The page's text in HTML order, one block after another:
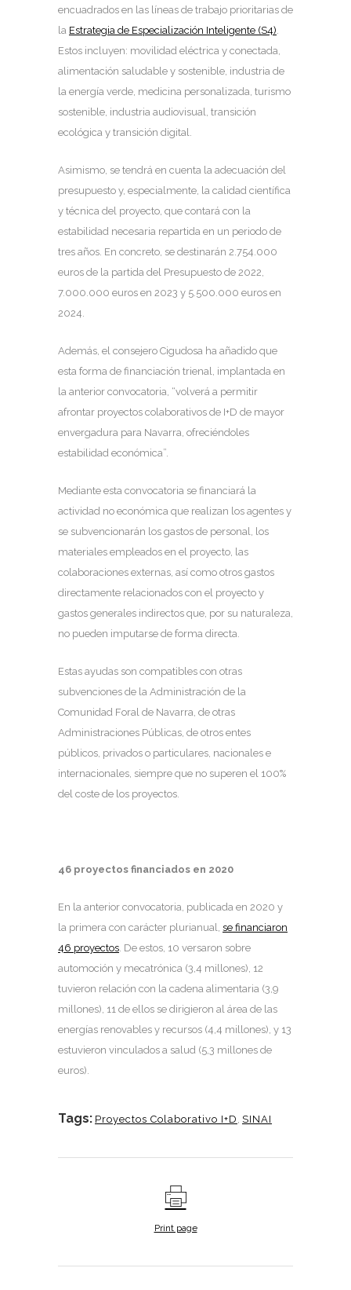
encuadrados en las líneas de trabajo prioritarias de
la Estrategia de Especialización Inteligente (S4).
Estos incluyen: movilidad eléctrica y conectada,
alimentación saludable y sostenible, industria de
la energía verde, medicina personalizada, turismo
sostenible, industria audiovisual, transición
ecológica y transición digital.
Asimismo, se tendrá en cuenta la adecuación del
presupuesto y, especialmente, la calidad científica
y técnica del proyecto, que contará con la
estabilidad necesaria repartida en un periodo de
tres años. En concreto, se destinarán 2.754.000
euros de la partida del Presupuesto de 2022,
7.000.000 euros en 2023 y 5.500.000 euros en
2024.
Además, el consejero Cigudosa ha añadido que
esta forma de financiación trienal, implantada en
la anterior convocatoria, “volverá a permitir
afrontar proyectos colaborativos de I+D de mayor
envergadura para Navarra, ofreciéndoles
estabilidad económica”.
Mediante esta convocatoria se financiará la
actividad no económica que realizan los agentes y
se subvencionarán los gastos de personal, los
materiales empleados en el proyecto, las
colaboraciones externas, así como otros gastos
directamente relacionados con el proyecto y
gastos generales indirectos que, por su naturaleza,
no pueden imputarse de forma directa.
Estas ayudas son compatibles con otras
subvenciones de la Administración de la
Comunidad Foral de Navarra, de otras
Administraciones Públicas, de otros entes
públicos, privados o particulares, nacionales e
internacionales, siempre que no superen el 100%
del coste de los proyectos.
46 proyectos financiados en 2020
En la anterior convocatoria, publicada en 2020 y
la primera con carácter plurianual, se financiaron
46 proyectos. De estos, 10 versaron sobre
automoción y mecatrónica (3,4 millones), 12
tuvieron relación con la cadena alimentaria (3,9
millones), 11 de ellos se dirigieron al área de las
energías renovables y recursos (4,4 millones), y 13
estuvieron vinculados a salud (5,3 millones de
euros).
Tags: Proyectos Colaborativo I+D , SINAI
Print page